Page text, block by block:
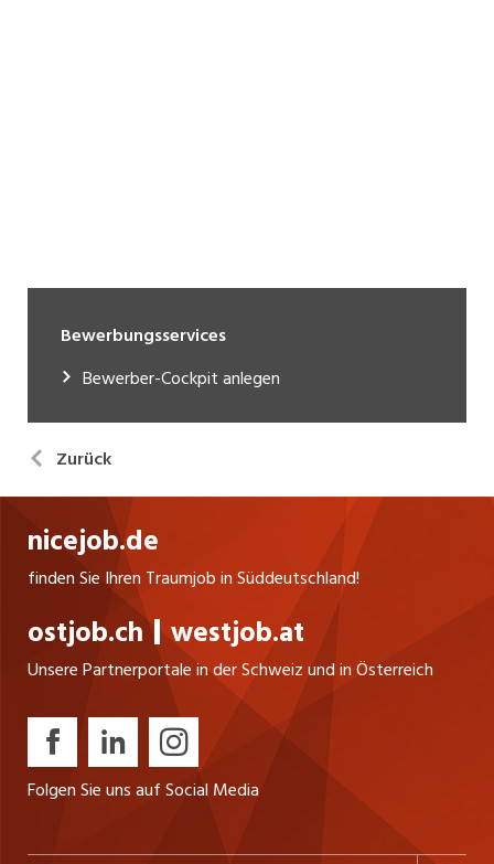
Bewerbungsservices
Bewerber-Cockpit anlegen
Zurück
nicejob.de
finden Sie Ihren Traumjob in Süddeutschland!
ostjob.ch westjob.at
Unsere Partnerportale in der Schweiz und in Österreich
Folgen Sie uns auf Social Media